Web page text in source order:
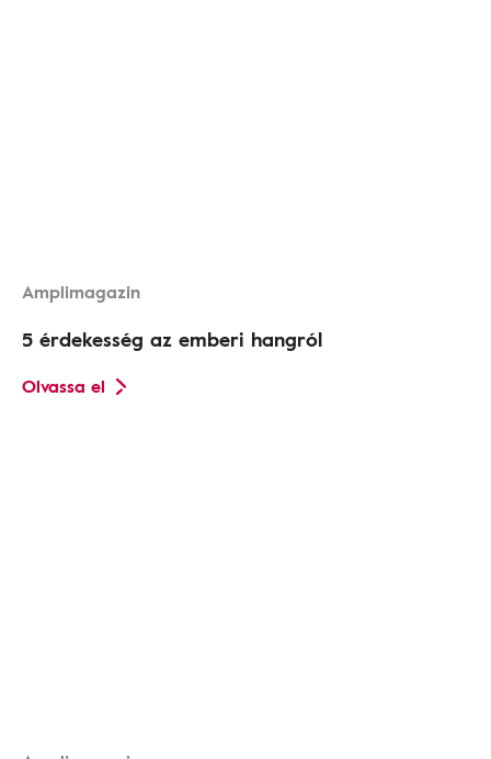
Amplimagazin
5 érdekesség az emberi hangról
Olvassa el